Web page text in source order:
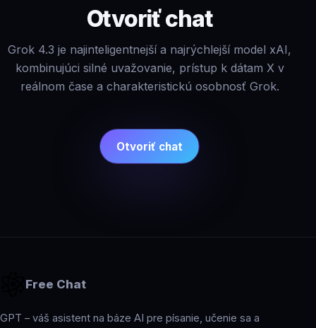
Otvoriť chat
Grok 4.3 je najinteligentnejší a najrýchlejší model xAI,
kombinujúci silné uvažovanie, prístup k dátam X v
reálnom čase a charakteristickú osobnosť Grok.
Otvoriť chat
Free Chat
GPT – váš asistent na báze AI pre písanie, učenie sa a